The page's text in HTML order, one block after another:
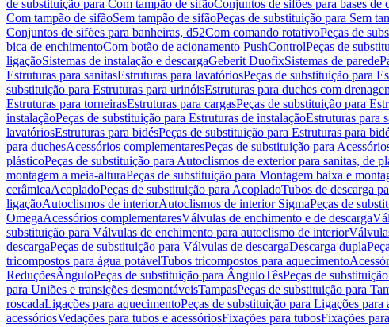
de substituição para Com tampão de sifãoConjuntos de sifões para bases de
Com tampão de sifãoSem tampão de sifãoPeças de substituição para Sem
Conjuntos de sifões para banheiras, d52Com comando rotativoPeças de
bica de enchimentoCom botão de acionamento PushControlPeças de
ligaçãoSistemas de instalação e descargaGeberit DuofixSistemas de parede
Estruturas para sanitasEstruturas para lavatóriosPeças de substituição para
substituição para Estruturas para urinóisEstruturas para duches com
Estruturas para torneirasEstruturas para cargasPeças de substituição para
instalaçãoPeças de substituição para Estruturas de instalaçãoEstruturas para
lavatóriosEstruturas para bidésPeças de substituição para Estruturas para
para duchesAcessórios complementaresPeças de substituição para
plásticoPeças de substituição para Autoclismos de exterior para sanitas, de
montagem a meia-alturaPeças de substituição para Montagem baixa e
cerâmicaAcopladoPeças de substituição para AcopladoTubos de descarga
ligaçãoAutoclismos de interiorAutoclismos de interior SigmaPeças de
OmegaAcessórios complementaresVálvulas de enchimento e de descarga
substituição para Válvulas de enchimento para autoclismo de interior
descargaPeças de substituição para Válvulas de descargaDescarga dupla
tricompostos para água potávelTubos tricompostos para aquecimento
ReduçõesÂnguloPeças de substituição para ÂnguloTêsPeças de
para Uniões e transições desmontáveisTampasPeças de substituição para
roscadaLigações para aquecimentoPeças de substituição para Ligações para
acessóriosVedações para tubos e acessóriosFixações para tubosFixações